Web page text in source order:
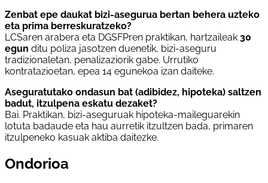
Zenbat epe daukat bizi-asegurua bertan behera uzteko
eta prima berreskuratzeko?
LCSaren arabera eta DGSFPren praktikan, hartzaileak 30
egun ditu poliza jasotzen duenetik, bizi-aseguru
tradizionaletan, penalizaziorik gabe. Urrutiko
kontratazioetan, epea 14 egunekoa izan daiteke.
Aseguratutako ondasun bat (adibidez, hipoteka) saltzen
badut, itzulpena eskatu dezaket?
Bai. Praktikan, bizi-aseguruak hipoteka-maileguarekin
lotuta badaude eta hau aurretik itzultzen bada, primaren
itzulpeneko kasuak aktiba daitezke.
Ondorioa